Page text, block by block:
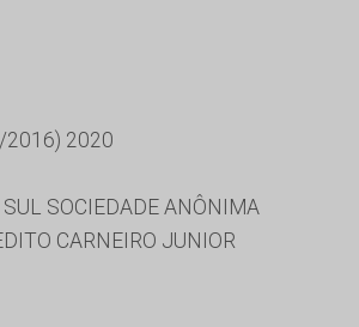
2016) 2020
SOCIEDADE ANÔNIMA
CARNEIRO JUNIOR